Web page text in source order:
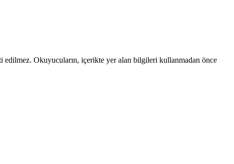
edilmez. Okuyucuların, içerikte yer alan bilgileri kullanmadan önce